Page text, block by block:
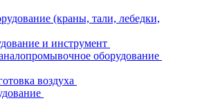
(краны, тали, лебедки,
и инструмент
оборудование
воздуха